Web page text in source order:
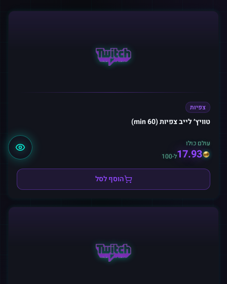
צפיות
טוויץ׳ לייב צפיות (60 min)
עולם כולו
17.93ל-100
הוסף לסל